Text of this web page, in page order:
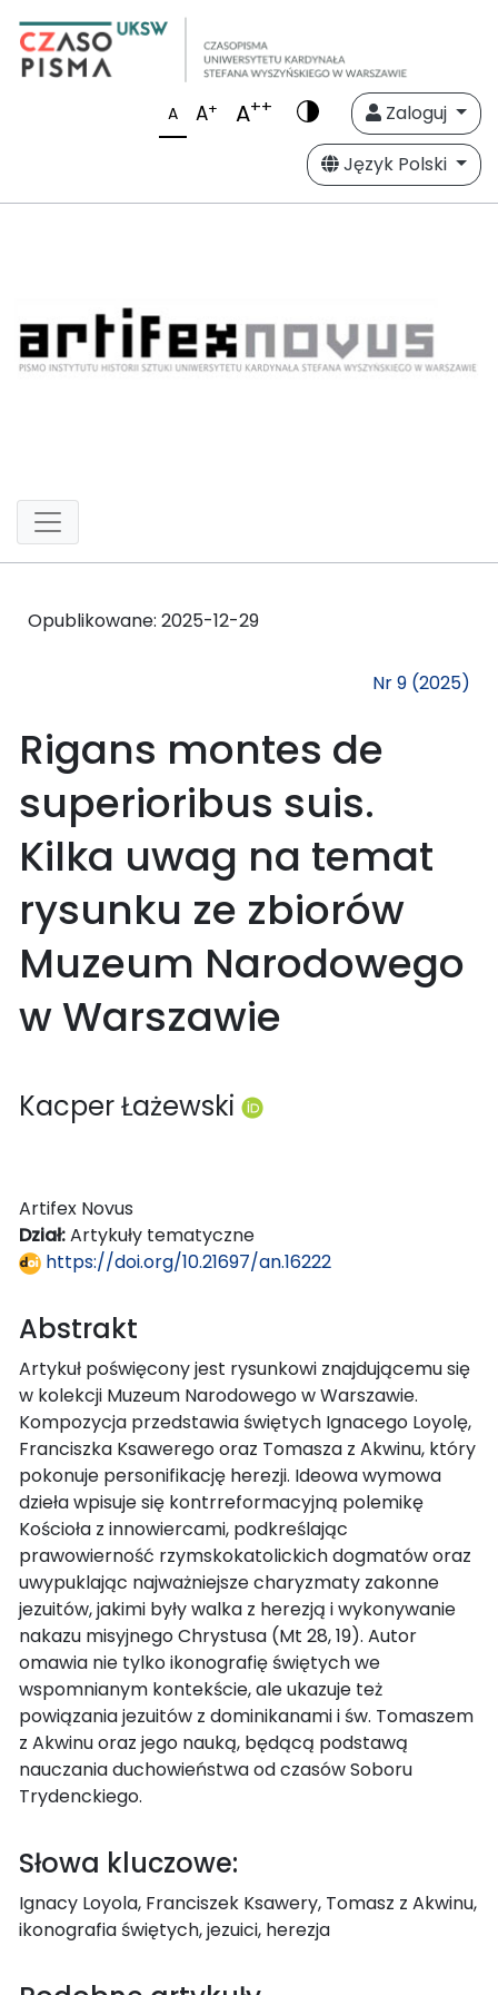
A A+ A++
Zaloguj
Język Polski
Opublikowane: 2025-12-29
Nr 9 (2025)
Rigans montes de
superioribus suis.
Kilka uwag na temat
rysunku ze zbiorów
Muzeum Narodowego
w Warszawie
Kacper Łażewski
Artifex Novus
Dział:Artykuły tematyczne
https://doi.org/10.21697/an.16222
Abstrakt
Artykuł poświęcony jest rysunkowi znajdującemu się
w kolekcji Muzeum Narodowego w Warszawie.
Kompozycja przedstawia świętych Ignacego Loyolę,
Franciszka Ksawerego oraz Tomasza z Akwinu, który
pokonuje personifikację herezji. Ideowa wymowa
dzieła wpisuje się kontrreformacyjną polemikę
Kościoła z innowiercami, podkreślając
prawowierność rzymskokatolickich dogmatów oraz
uwypuklając najważniejsze charyzmaty zakonne
jezuitów, jakimi były walka z herezją i wykonywanie
nakazu misyjnego Chrystusa (Mt 28, 19). Autor
omawia nie tylko ikonografię świętych we
wspomnianym kontekście, ale ukazuje też
powiązania jezuitów z dominikanami i św. Tomaszem
z Akwinu oraz jego nauką, będącą podstawą
nauczania duchowieństwa od czasów Soboru
Trydenckiego.
Słowa kluczowe:
Ignacy Loyola, Franciszek Ksawery, Tomasz z Akwinu,
ikonografia świętych, jezuici, herezja